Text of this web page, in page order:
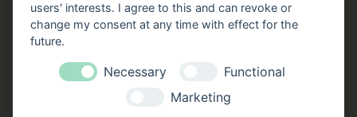
FacebookInstagramYouTubeTikTok
Zustellung durch:
users' interests. I agree to this and can revoke or
change my consent at any time with effect for the
future.
Necessary
Functional
Marketing